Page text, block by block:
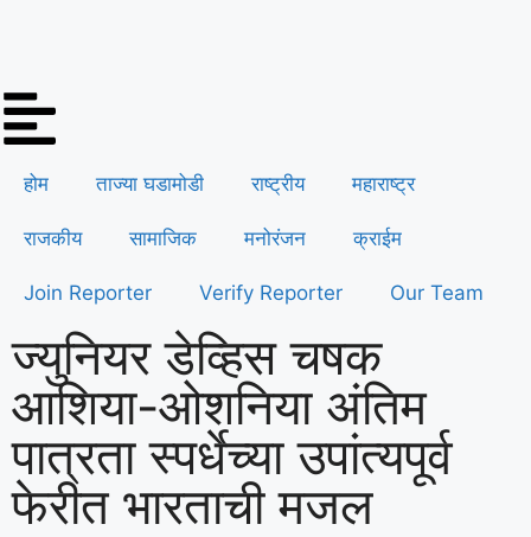
होम ताज्या घडामोडी राष्ट्रीय महाराष्ट्र
राजकीय सामाजिक मनोरंजन क्राईम
Join Reporter Verify Reporter Our Team
ज्युनियर डेव्हिस चषक
आशिया-ओशनिया अंतिम
पात्रता स्पर्धेच्या उपांत्यपूर्व
फेरीत भारताची मजल